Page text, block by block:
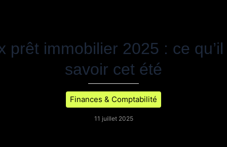
prêt immobilier 2025 : ce
savoir cet été
Finances & Comptabilité
11 juillet 2025